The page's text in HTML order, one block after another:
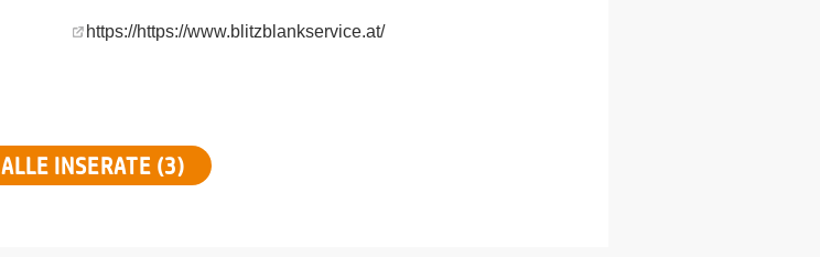
https://https://www.blitzblankservice.at/
ALLE INSERATE (3)